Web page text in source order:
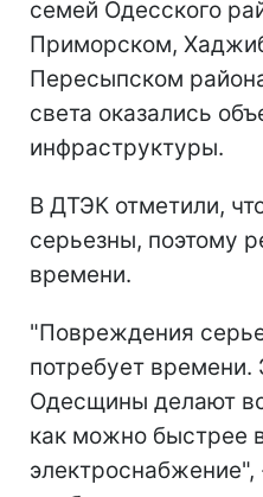
семей Одесского
Приморском,
Пересыпском
света оказались
инфраструктуры.
В ДТЭК отметили,
серьезны, поэтому
времени.
"Повреждения
потребует времени.
Одесщины делают
как можно быстрее
электроснабжение",